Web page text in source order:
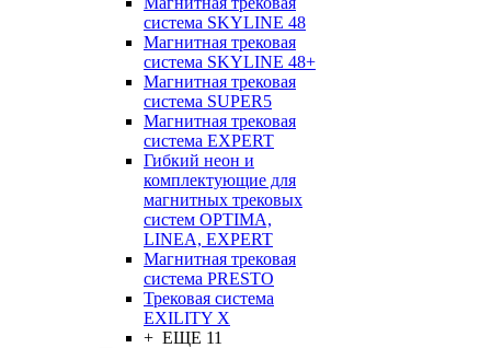
система SKYLINE 48
Магнитная трековая
система SKYLINE 48+
Магнитная трековая
система SUPER5
Магнитная трековая
система EXPERT
Гибкий неон и
комплектующие для
магнитных трековых
систем OPTIMA,
LINEA, EXPERT
Магнитная трековая
система PRESTO
Трековая система
EXILITY X
+ ЕЩЕ 11